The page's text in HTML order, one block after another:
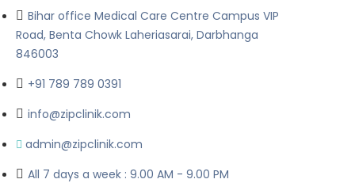
Bihar office Medical Care Centre Campus VIP
Road, Benta Chowk Laheriasarai, Darbhanga
846003
+91 789 789 0391
info@zipclinik.com
admin@zipclinik.com
All 7 days a week : 9.00 AM - 9.00 PM